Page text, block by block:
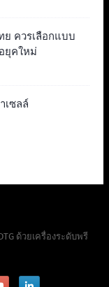
ย ควรเลือกแบบ
ยุคใหม่
เซลล์
ด้วยเครื่องระดับพรี